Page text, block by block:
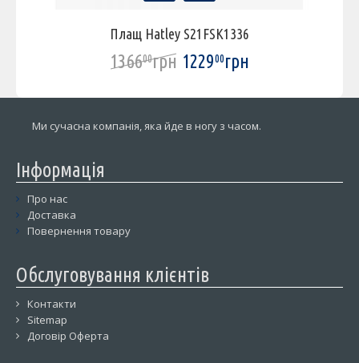
Плащ Hatley S21FSK1336
136600грн 122900грн
Ми сучасна компанія, яка йде в ногу з часом.
Інформація
Про нас
Доставка
Повернення товару
Обслуговування клієнтів
Контакти
Sitemap
Договір Оферта